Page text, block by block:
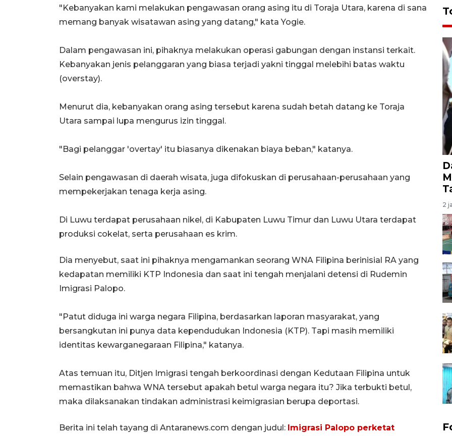
"Kebanyakan kami melakukan pengawasan orang asing itu di Toraja Utara, karena di sana
memang banyak wisatawan asing yang datang," kata Yogie.
Dalam pengawasan ini, pihaknya melakukan operasi gabungan dengan instansi terkait.
Kebanyakan jenis pelanggaran yang biasa terjadi yakni tinggal melebihi batas waktu
(overstay).
Menurut dia, kebanyakan orang asing tersebut karena sudah betah datang ke Toraja
Utara sampai lupa mengurus izin tinggal.
"Bagi pelanggar 'overtay' itu biasanya dikenakan biaya beban," katanya.
Selain pengawasan di daerah wisata, juga difokuskan di perusahaan-perusahaan yang
mempekerjakan tenaga kerja asing.
Di Luwu terdapat perusahaan nikel, di Kabupaten Luwu Timur dan Luwu Utara terdapat
produksi cokelat, serta perusahaan es krim.
Dia menyebut, saat ini pihaknya mengamankan seorang WNA Filipina berinisial RA yang
kedapatan memiliki KTP Indonesia dan saat ini tengah menjalani detensi di Rudemin
Imigrasi Palopo.
"Patut diduga ini warga negara Filipina, berdasarkan laporan masyarakat, yang
bersangkutan ini punya data kependudukan Indonesia (KTP). Tapi masih memiliki
identitas kewarganegaraan Filipina," katanya.
Atas temuan itu, Ditjen Imigrasi tengah berkoordinasi dengan Kedutaan Filipina untuk
memastikan bahwa WNA tersebut apakah betul warga negara itu? Jika terbukti betul,
maka dilaksanakan tindakan administrasi keimigrasian berupa deportasi.
Berita ini telah tayang di Antaranews.com dengan judul: Imigrasi Palopo perketat
2